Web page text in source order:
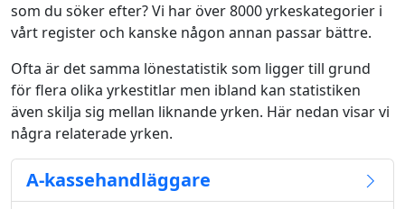
som du söker efter? Vi har över 8000 yrkeskategorier i
vårt register och kanske någon annan passar bättre.
Ofta är det samma lönestatistik som ligger till grund
för flera olika yrkestitlar men ibland kan statistiken
även skilja sig mellan liknande yrken. Här nedan visar vi
några relaterade yrken.
A-kassehandläggare